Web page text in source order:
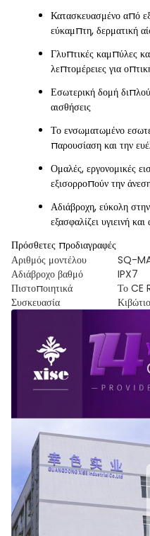
Κατασκευασμένο από
εύκαμπτη, δερματική
Γλυπτικές καμπύλες
λεπτομέρειες για
Εσωτερική δομή διπλού
αισθήσεις
Το ενσωματωμένο
παρουσίαση και την
Ομαλές, εργονομικές
εξισορροπούν την
Αδιάβροχη, εύκολη
εξασφαλίζει υγιεινή
Πρόσθετες προδιαγραφές
Αριθμός μοντέλου
SQ-
Αδιάβροχο βαθμό
IPX7
Πιστοποιητικά
Το CE
Συσκευασία